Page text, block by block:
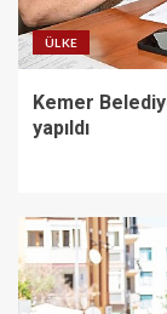
ÜLKE
Kemer
yapıldı